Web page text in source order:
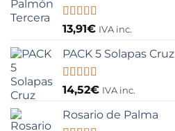
Valorado
con
5
13,91€ IVA inc.
PACK 5 Solapas Cruz
Valorado
con
5
14,52€ IVA inc.
Rosario de Palma